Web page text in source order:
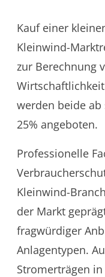
Kauf einer
Kleinwind-
zur Berechnung
werden beide
25% angeboten.
Professionelle
Kleinwind-
der Markt
fragwürdiger
Anlagentypen.
Stromerträgen